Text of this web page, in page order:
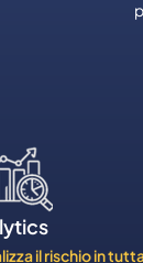
il rischio in